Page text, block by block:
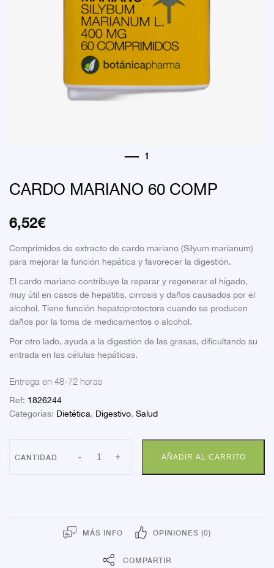
CARDO MARIANO 60 COMP
6,52€
Comprimidos de extracto de cardo mariano (Silyum marianum)
para mejorar la función hepática y favorecer la digestión.
El cardo mariano contribuye la reparar y regenerar el hígado,
muy útil en casos de hepatitis, cirrosis y daños causados por el
alcohol. Tiene función hepatoprotectora cuando se producen
daños por la toma de medicamentos o alcohol.
Por otro lado, ayuda a la digestión de las grasas, dificultando su
entrada en las células hepáticas.
Entrega en 48-72 horas
Ref: 1826244
Categorías: Dietética, Digestivo, Salud
- CARDO
MARIANO
+ AÑADIR AL CARRITO
MÁS INFO OPINIONES (0)
COMPARTIR